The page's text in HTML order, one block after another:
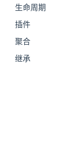
生命周期
插件
聚合
继承